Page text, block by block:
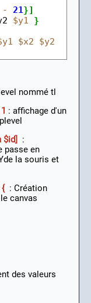
- 21}]
$y1
}
$x2
$y2
nommé tl
: affichage d'un
$id]
:
passe en
la souris et
{ : Création
canvas
des valeurs